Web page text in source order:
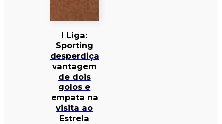
I Liga:
Sporting
desperdiça
vantagem
de dois
golos e
empata na
visita ao
Estrela